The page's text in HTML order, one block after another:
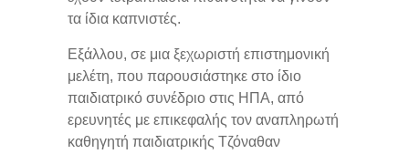
τα ίδια καπνιστές.
Εξάλλου, σε μια ξεχωριστή επιστημονική
μελέτη, που παρουσιάστηκε στο ίδιο
παιδιατρικό συνέδριο στις ΗΠΑ, από
ερευνητές με επικεφαλής τον αναπληρωτή
καθηγητή παιδιατρικής Τζόναθαν